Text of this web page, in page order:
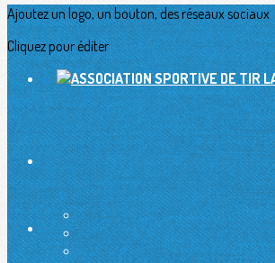
Ajoutez un logo, un bouton, des réseaux sociaux
Cliquez pour éditer